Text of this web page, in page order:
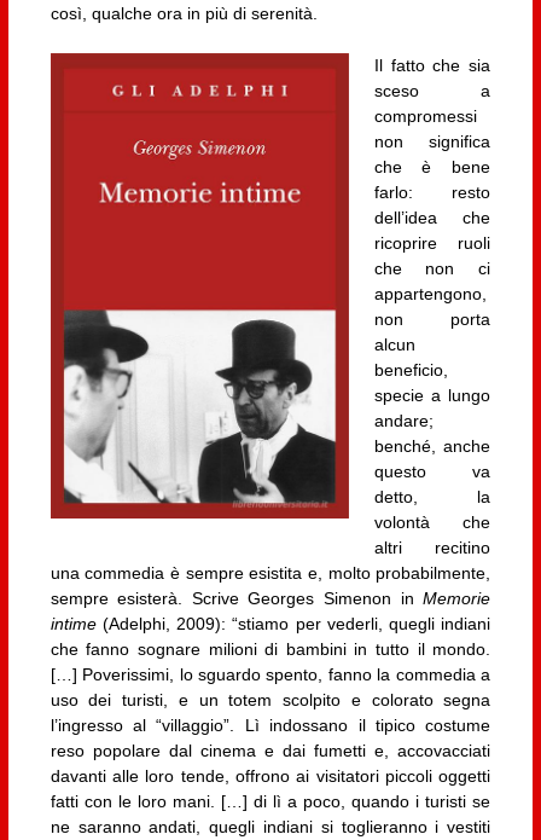
così, qualche ora in più di serenità.
Il fatto che sia
sceso a
compromessi
non significa
che è bene
farlo: resto
dell’idea che
ricoprire ruoli
che non ci
appartengono,
non porta
alcun
beneficio,
specie a lungo
andare;
benché, anche
questo va
detto, la
volontà che
altri recitino
una commedia è sempre esistita e, molto probabilmente,
sempre esisterà. Scrive Georges Simenon inMemorie
intime (Adelphi, 2009): “stiamo per vederli, quegli indiani
che fanno sognare milioni di bambini in tutto il mondo.
[…] Poverissimi, lo sguardo spento, fanno la commedia a
uso dei turisti, e un totem scolpito e colorato segna
l’ingresso al “villaggio”. Lì indossano il tipico costume
reso popolare dal cinema e dai fumetti e, accovacciati
davanti alle loro tende, offrono ai visitatori piccoli oggetti
fatti con le loro mani. […] di lì a poco, quando i turisti se
ne saranno andati, quegli indiani si toglieranno i vestiti